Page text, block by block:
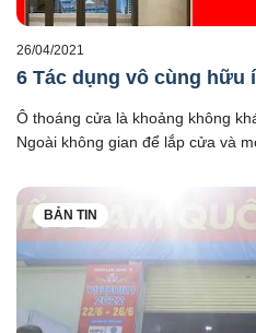
26/04/2021
6 Tác dụng vô cùng hữu
Ô thoáng cửa là khoảng không
Ngoài không gian để lắp cửa và
BẢN TIN